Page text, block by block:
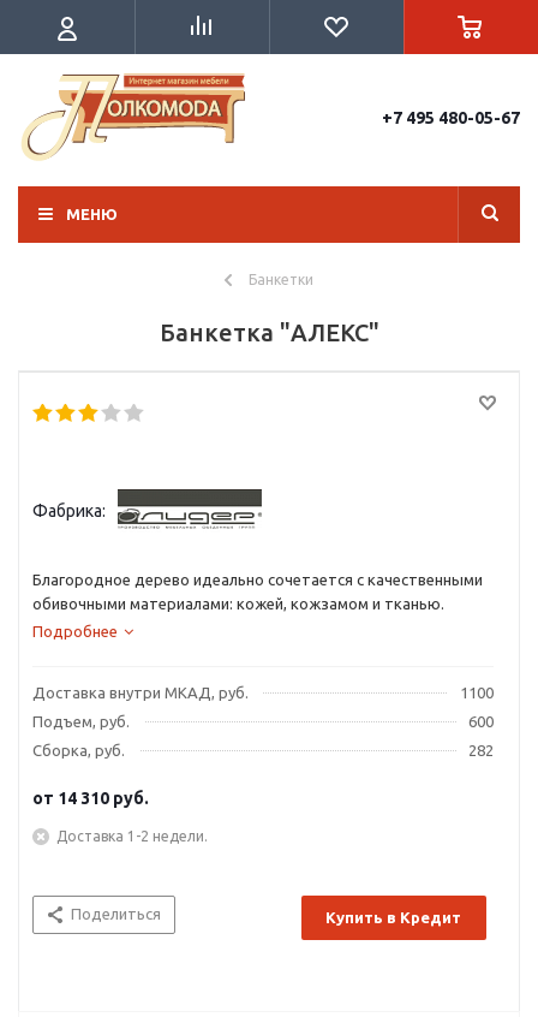
+7 495 480-05-67
МЕНЮ
Банкетки
Банкетка "АЛЕКС"
Фабрика:
Благородное дерево идеально сочетается с качественными
обивочными материалами: кожей, кожзамом и тканью.
Подробнее
Доставка внутри МКАД, руб.
1100
Подъем, руб.
600
Сборка, руб.
282
от 14 310 руб.
Доставка 1-2 недели.
Поделиться Купить в Кредит